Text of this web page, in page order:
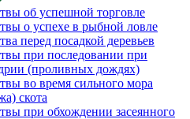
об успешной торговле
о успехе в рыбной ловле
перед посадкой деревьев
при последовании при
(проливных дождях)
во время сильного мора
скота
при обхождении засеянного